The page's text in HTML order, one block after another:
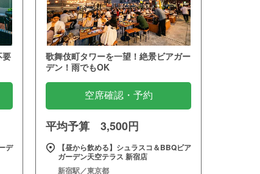
要
デ
歌舞伎町タワーを一望！絶景ビアガー
デン！雨でもOK
空席確認・予約
平均予算 3,500円
【昼から飲める】シュラスコ＆BBQビア
ガーデン天空テラス 新宿店
新宿駅／東京都